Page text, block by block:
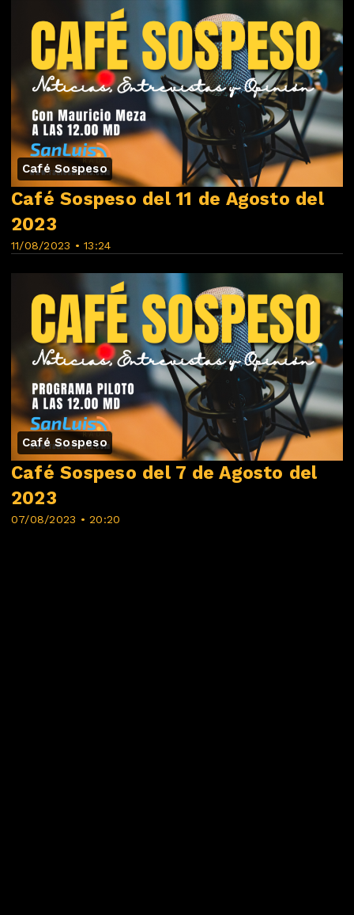
Café Sospeso
11/08/2023 • 13:24
Café Sospeso del 11 de Agosto del
2023
Café Sospeso
07/08/2023 • 20:20
Café Sospeso del 7 de Agosto del
2023